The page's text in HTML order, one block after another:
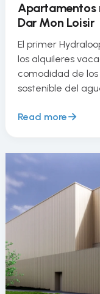
Apartamentos
Dar Mon Loisir
El primer
los alquileres
comodidad de
sostenible del
Read more